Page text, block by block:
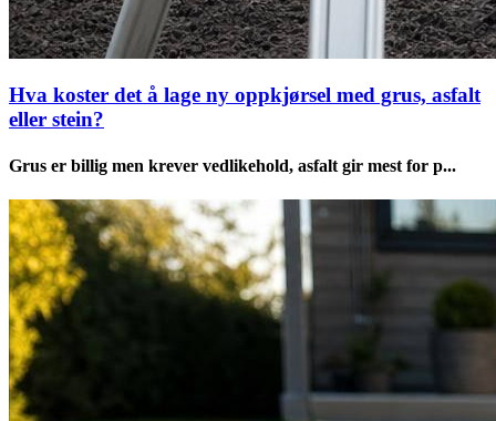
Hva koster det å lage ny oppkjørsel med grus, asfalt
eller stein?
Grus er billig men krever vedlikehold, asfalt gir mest for p...